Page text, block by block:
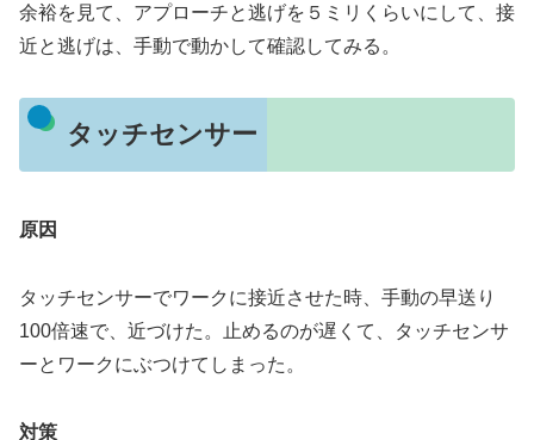
余裕を見て、アプローチと逃げを５ミリくらいにして、接
近と逃げは、手動で動かして確認してみる。
タッチセンサー
原因
タッチセンサーでワークに接近させた時、手動の早送り
100倍速で、近づけた。止めるのが遅くて、タッチセンサ
ーとワークにぶつけてしまった。
対策